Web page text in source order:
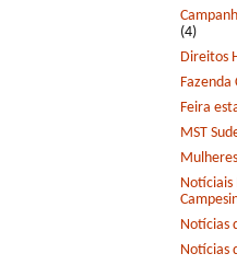
(4)
Direitos
Fazenda
Feira
MST
Mulheres
Notíciais
Notícias
Notícias